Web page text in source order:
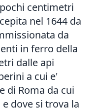
centimetri
nel 1644 da
da
in ferro della
dalle api
a cui e'
di Roma da cui
dove si trova la